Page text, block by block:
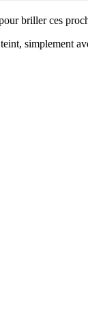
briller ces
simplement